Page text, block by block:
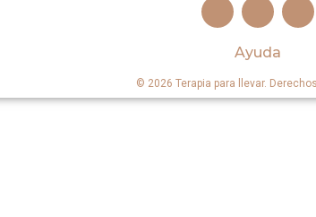
Ayuda
© 2026 Terapia para llevar.